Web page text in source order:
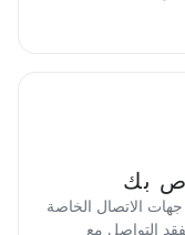
بك
الاتصال الخاصة
التواصل مع